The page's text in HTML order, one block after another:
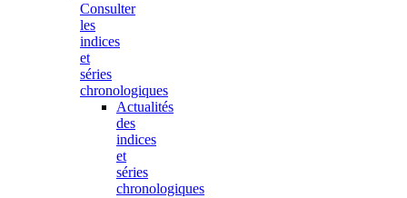
Consulter
les
indices
et
séries
chronologiques
Actualités
des
indices
et
séries
chronologiques